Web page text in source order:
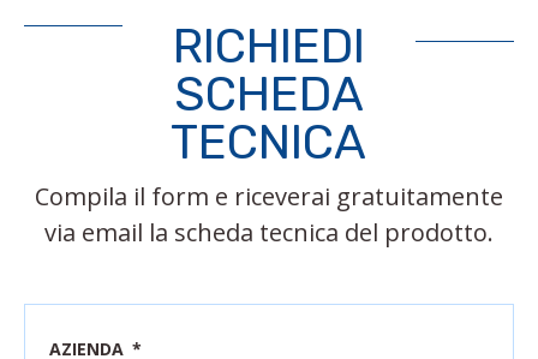
RICHIEDI
SCHEDA
TECNICA
Compila il form e riceverai gratuitamente
via email la scheda tecnica del prodotto.
AZIENDA